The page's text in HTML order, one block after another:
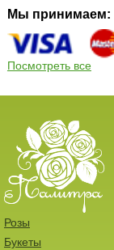
Мы принимаем:
Посмотреть все
Розы
Букеты